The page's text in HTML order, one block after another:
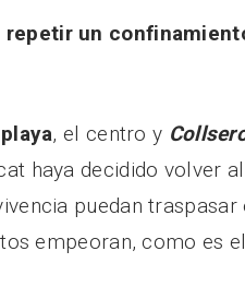
repetir un
playa, el centro y
haya decidido volver
puedan
empeoran, como es